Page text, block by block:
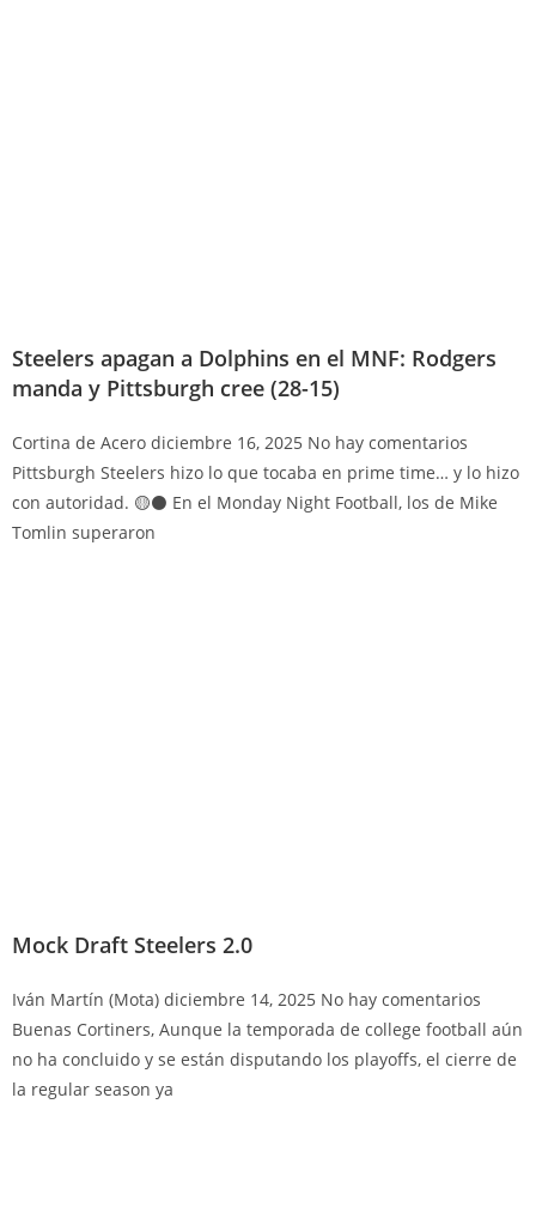
Steelers apagan a Dolphins en el MNF: Rodgers
manda y Pittsburgh cree (28-15)
Cortina de Acero diciembre 16, 2025 No hay comentarios
Pittsburgh Steelers hizo lo que tocaba en prime time… y lo hizo
con autoridad. 🟡⚫ En el Monday Night Football, los de Mike
Tomlin superaron
Mock Draft Steelers 2.0
Iván Martín (Mota) diciembre 14, 2025 No hay comentarios
Buenas Cortiners, Aunque la temporada de college football aún
no ha concluido y se están disputando los playoffs, el cierre de
la regular season ya